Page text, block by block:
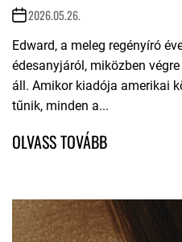
2026.05.26.
Edward, a meleg regényíró
édesanyjáról, miközben
áll. Amikor kiadója amerikai
tűnik, minden a...